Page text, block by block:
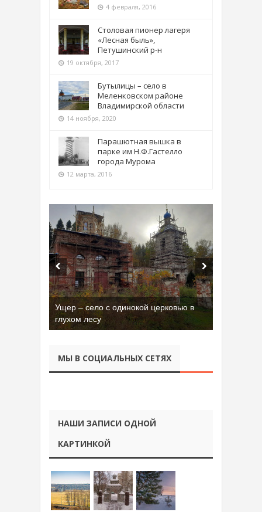
4 февраля, 2016
Столовая пионер лагеря
«Лесная быль»,
Петушинский р-н
19 октября, 2017
Бутылицы – село в
Меленковском районе
Владимирской области
14 ноября, 2020
Парашютная вышка в
парке им Н.Ф.Гастелло
города Мурома
12 марта, 2016
Ущер – село с одинокой церковью в
глухом лесу
МЫ В СОЦИАЛЬНЫХ СЕТЯХ
НАШИ ЗАПИСИ ОДНОЙ
КАРТИНКОЙ